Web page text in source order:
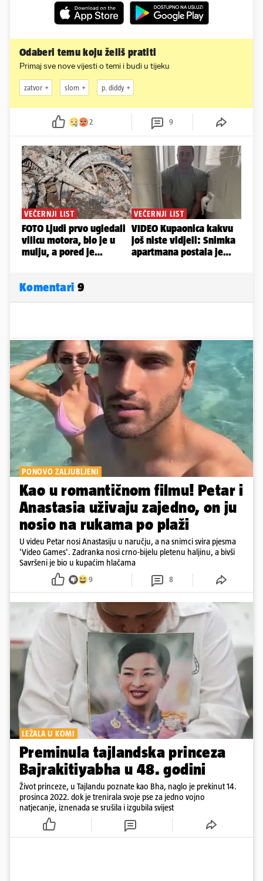
Odaberi temu koju želiš pratiti
Primaj sve nove vijesti o temi i budi u tijeku
zatvor slom p. diddy
2 9
Komentari 9
PONOVO ZALJUBLJENI
Kao u romantičnom filmu! Petar i
Anastasia uživaju zajedno, on ju
nosio na rukama po plaži
U videu Petar nosi Anastasiju u naručju, a na snimci svira pjesma
'Video Games'. Zadranka nosi crno-bijelu pletenu haljinu, a bivši
Savršeni je bio u kupaćim hlačama
9 8
LEŽALA U KOMI
Preminula tajlandska princeza
Bajrakitiyabha u 48. godini
Život princeze, u Tajlandu poznate kao Bha, naglo je prekinut 14.
prosinca 2022. dok je trenirala svoje pse za jedno vojno
natjecanje, iznenada se srušila i izgubila svijest